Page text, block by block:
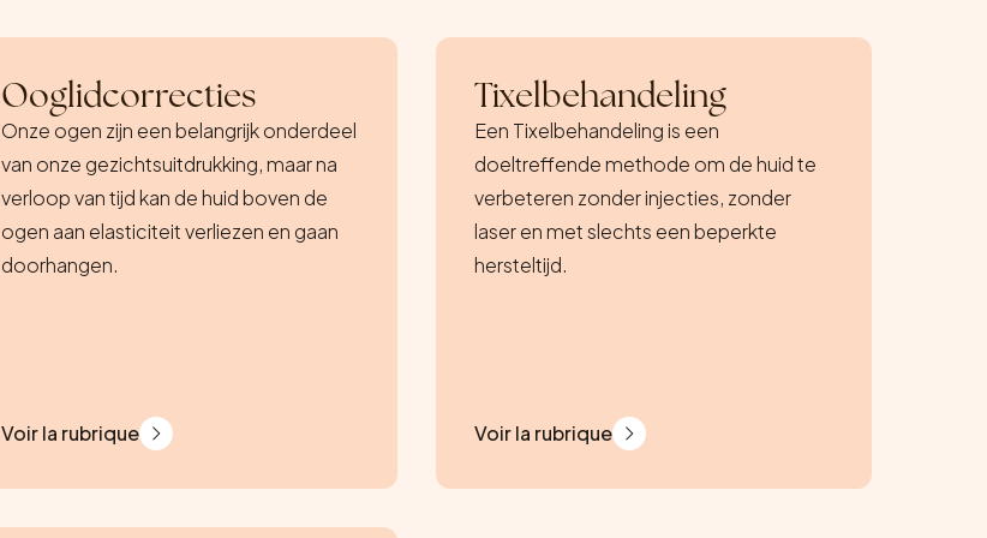
Ooglidcorrecties
Onze ogen zijn een belangrijk onderdeel
van onze gezichtsuitdrukking, maar na
verloop van tijd kan de huid boven de
ogen aan elasticiteit verliezen en gaan
doorhangen.
Voir la rubrique
Tixelbehandeling
Een Tixelbehandeling is een
doeltreffende methode om de huid te
verbeteren zonder injecties, zonder
laser en met slechts een beperkte
hersteltijd.
Voir la rubrique